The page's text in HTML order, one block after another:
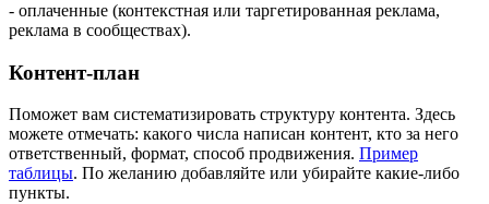
- оплаченные (контекстная или таргетированная реклама,
реклама в сообществах).
Контент-план
Поможет вам систематизировать структуру контента. Здесь
можете отмечать: какого числа написан контент, кто за него
ответственный, формат, способ продвижения. Пример
таблицы. По желанию добавляйте или убирайте какие-либо
пункты.